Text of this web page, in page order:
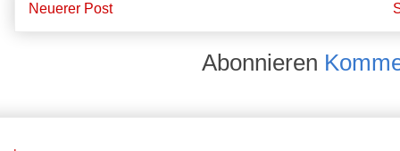
Neuerer Post
Abonnieren